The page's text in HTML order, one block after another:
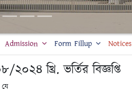
Admission Form Fillup Notices
খ্রি. ভর্তির বিজ্ঞপ্তি